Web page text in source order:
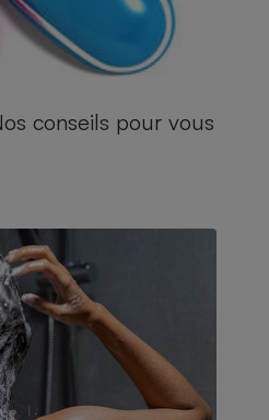
conseils pour vous